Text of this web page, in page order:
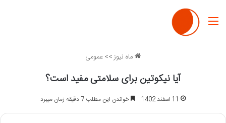
منو
ماه نیوز>>عمومی
آیا نیکوتین برای سلامتی مفید است؟
11 اسفند 1402 خواندن این مطلب 7 دقیقه زمان میبرد